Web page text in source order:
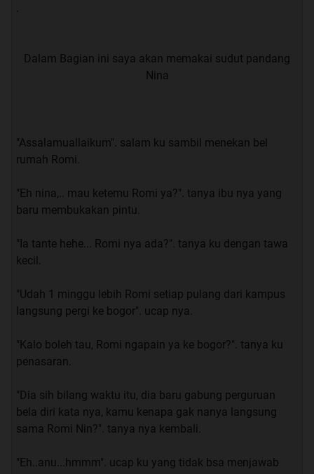
Jujur saja, aku ini tipe orang yang akan sangat gugup
ketika melihat ataupun berbicara dengan wanita yang
“bodo amat” saut ku..
Spoiler INDEX EPISODE
Dalam Bagian ini saya akan memakai sudut pandang
Nina
"Assalamuallaikum". salam ku sambil menekan bel
rumah Romi.
"Eh nina,.. mau ketemu Romi ya?". tanya ibu nya yang
baru membukakan pintu.
"Ia tante hehe... Romi nya ada?". tanya ku dengan tawa
kecil.
"Udah 1 minggu lebih Romi setiap pulang dari kampus
langsung pergi ke bogor". ucap nya.
"Kalo boleh tau, Romi ngapain ya ke bogor?". tanya ku
penasaran.
"Dia sih bilang waktu itu, dia baru gabung perguruan
bela diri kata nya, kamu kenapa gak nanya langsung
sama Romi Nin?". tanya nya kembali.
"Eh..anu...hmmm". ucap ku yang tidak bsa menjawab